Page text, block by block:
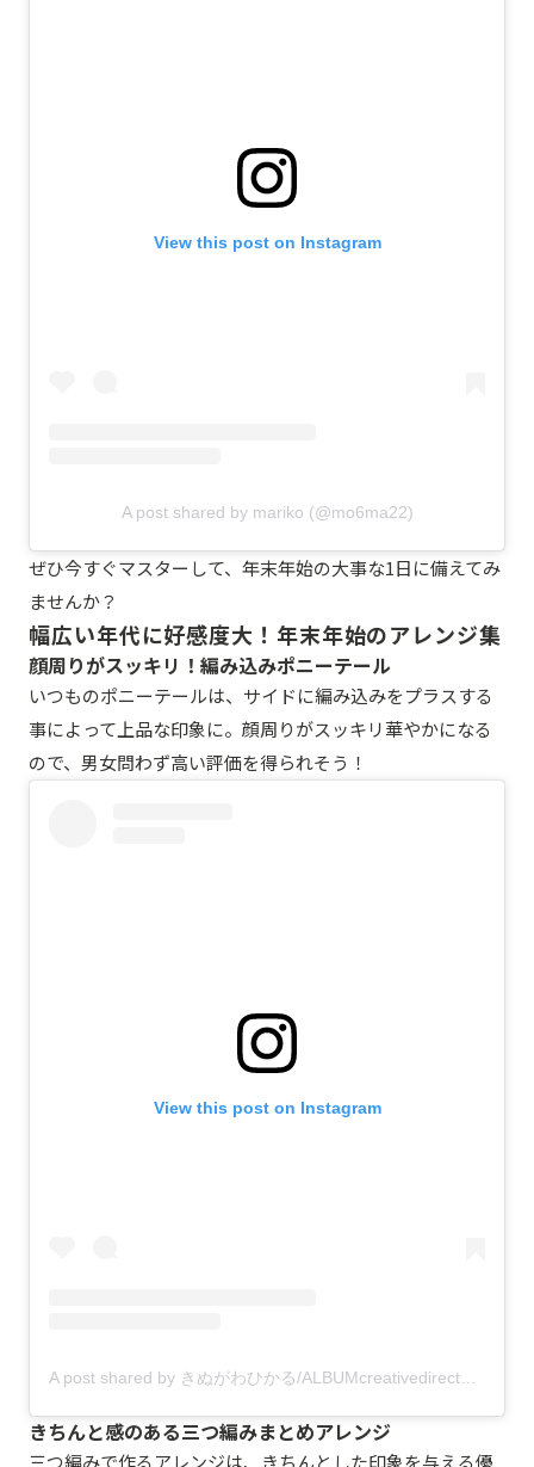
View this post on Instagram
A post shared by mariko (@mo6ma22)
ぜひ今すぐマスターして、年末年始の大事な1日に備えてみ
ませんか？
幅広い年代に好感度大！年末年始のアレンジ集
顔周りがスッキリ！編み込みポニーテール
いつものポニーテールは、サイドに編み込みをプラスする
事によって上品な印象に。顔周りがスッキリ華やかになる
ので、男女問わず高い評価を得られそう！
View this post on Instagram
きちんと感のある三つ編みまとめアレンジ
三つ編みで作るアレンジは、きちんとした印象を与える優